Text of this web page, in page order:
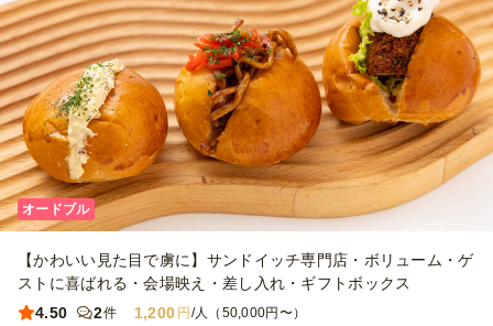
オードブル
【かわいい見た目で虜に】サンドイッチ専門店・ボリューム・ゲ
ストに喜ばれる・会場映え・差し入れ・ギフトボックス
4.50
2件 1,200 円 /人（50,000円〜）